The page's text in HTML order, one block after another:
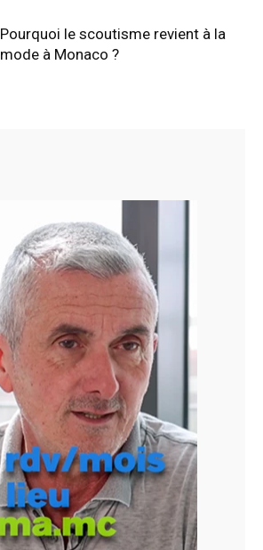
Pourquoi le scoutisme revient à la
mode à Monaco ?